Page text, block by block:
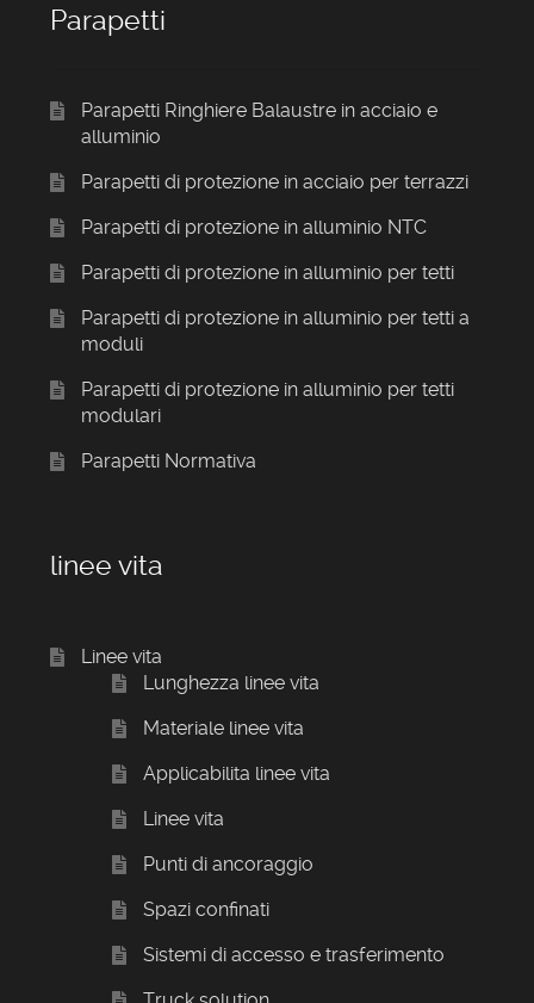
Parapetti
Parapetti Ringhiere Balaustre in acciaio e
alluminio
Parapetti di protezione in acciaio per terrazzi
Parapetti di protezione in alluminio NTC
Parapetti di protezione in alluminio per tetti
Parapetti di protezione in alluminio per tetti a
moduli
Parapetti di protezione in alluminio per tetti
modulari
Parapetti Normativa
linee vita
Linee vita
Lunghezza linee vita
Materiale linee vita
Applicabilita linee vita
Linee vita
Punti di ancoraggio
Spazi confinati
Sistemi di accesso e trasferimento